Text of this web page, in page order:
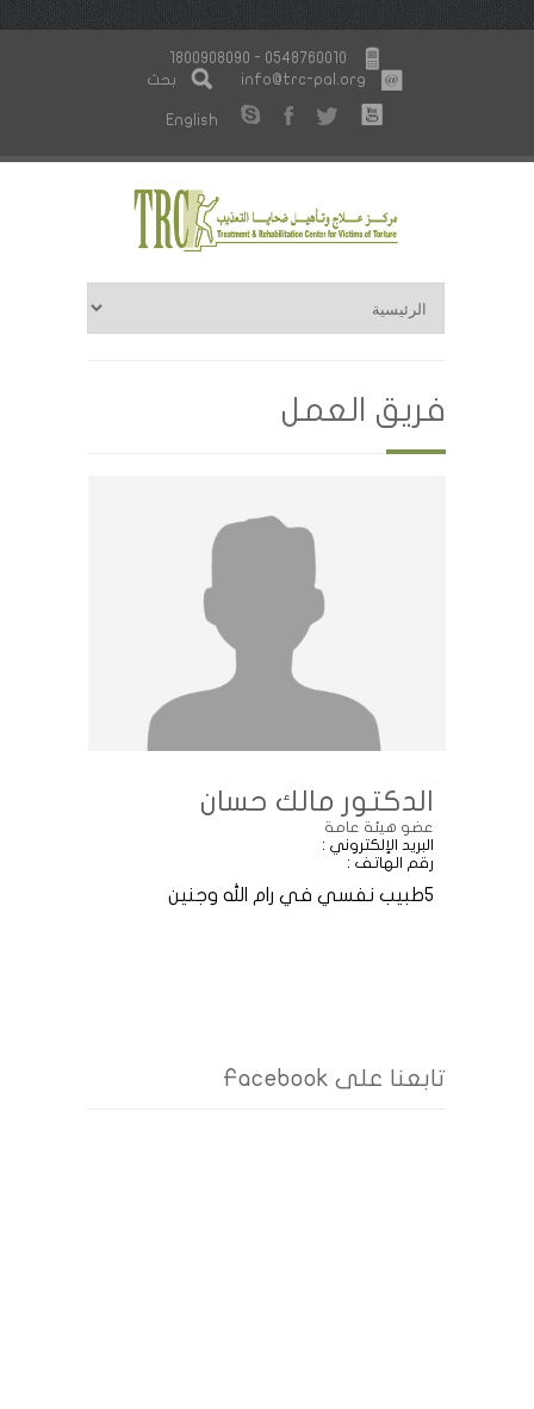
1800908090 - 0548760010
info@trc-pal.org
بحث
English
فريق العمل
الدكتور مالك حسان
عضو هيئة عامة
البريد الإلكتروني :
رقم الهاتف :
5طبيب نفسي في رام الله وجنين
تابعنا على Facebook